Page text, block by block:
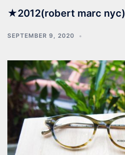
★2012(robert marc nyc)
SEPTEMBER 9, 2020